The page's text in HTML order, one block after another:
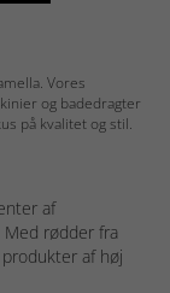
Vores
og badedragter
på kvalitet og stil.
af
rødder fra
af høj